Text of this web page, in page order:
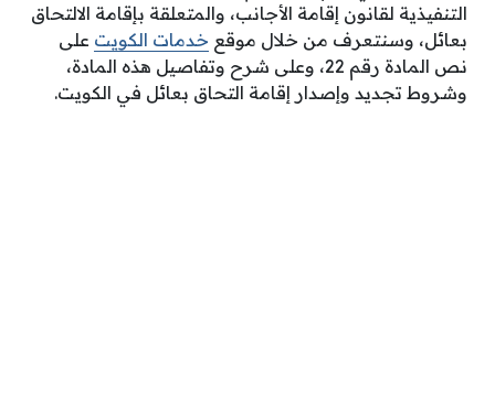
التنفيذية لقانون إقامة الأجانب، والمتعلقة بإقامة الالتحاق
بعائل، وسنتعرف من خلال موقع خدمات الكويت على
نص المادة رقم 22، وعلى شرح وتفاصيل هذه المادة،
وشروط تجديد وإصدار إقامة التحاق بعائل في الكويت.